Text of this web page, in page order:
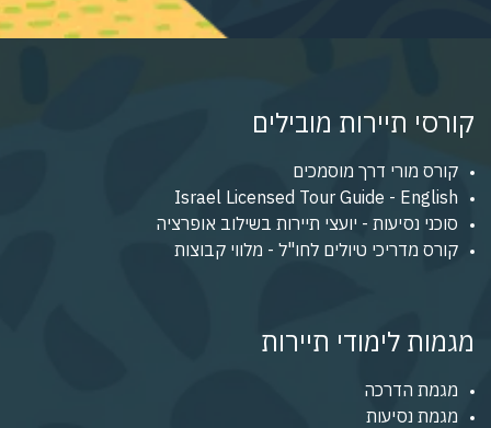
קורסי תיירות מובילים
קורס מורי דרך מוסמכים
Israel Licensed Tour Guide - English
סוכני נסיעות - יועצי תיירות בשילוב אופרציה
קורס מדריכי טיולים לחו"ל - מלווי קבוצות
מגמות לימודי תיירות
מגמת הדרכה
מגמת נסיעות